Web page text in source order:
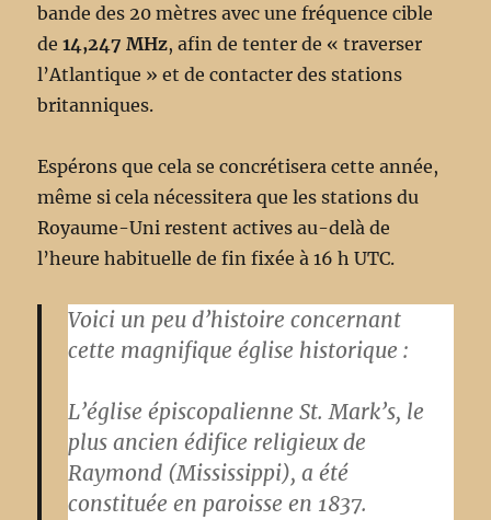
bande des 20 mètres avec une fréquence cible
de14,247 MHz, afin de tenter de « traverser
l’Atlantique » et de contacter des stations
britanniques.
Espérons que cela se concrétisera cette année,
même si cela nécessitera que les stations du
Royaume-Uni restent actives au-delà de
l’heure habituelle de fin fixée à 16 h UTC.
Voici un peu d’histoire concernant
cette magnifique église historique :
L’église épiscopalienne St. Mark’s, le
plus ancien édifice religieux de
Raymond (Mississippi), a été
constituée en paroisse en 1837.